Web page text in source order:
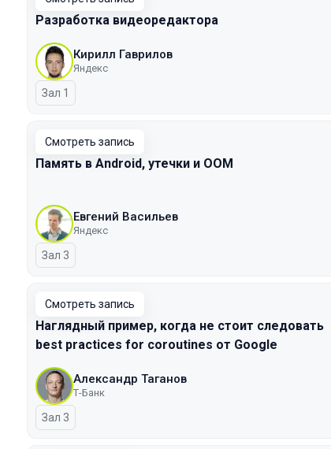
Разработка видеоредактора
Кирилл Гаврилов
Яндекс
Зал 1
Смотреть запись
Память в Android, утечки и OOM
Евгений Васильев
Яндекс
Зал 3
Смотреть запись
Наглядный пример, когда не стоит следовать
best practices for coroutines от Google
Александр Таганов
Т-Банк
Зал 3